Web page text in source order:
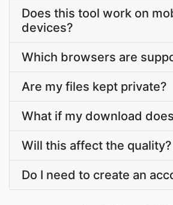
Does this tool work on
devices?
Which browsers are
Are my files kept private?
What if my download
Will this affect the quality?
Do I need to create an